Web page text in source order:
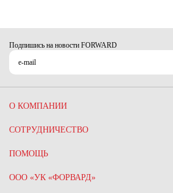
Подпишись на новости FORWARD
О КОМПАНИИ
СОТРУДНИЧЕСТВО
ПОМОЩЬ
ООО «УК «ФОРВАРД»